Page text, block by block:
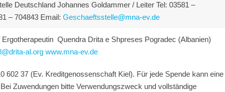
Deutschland Johannes Goldammer / Leiter Tel: 03581 –
– 704843 Email: Geschaeftsstelle@mna-ev.de
Ergotherapeutin Quendra Drita e Shpreses Pogradec (Albanien)
al.org www.mna-ev.de
602 37 (Ev. Kreditgenossenschaft Kiel). Für jede Spende kann eine
Zuwendungen bitte Verwendungszweck und vollständige